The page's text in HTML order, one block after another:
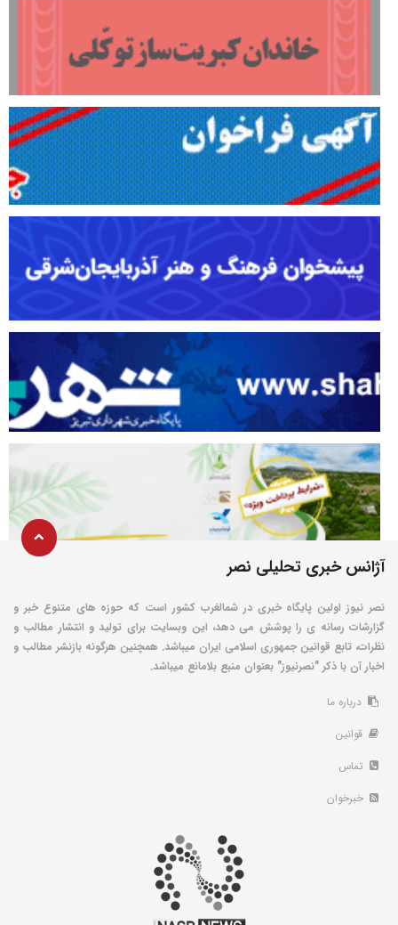
آژانس خبری تحلیلی نصر
نصر نیوز اولین پایگاه خبری در شمالغرب کشور است که حوزه های متنوع خبر و
گزارشات رسانه ی را پوشش می دهد، این وبسایت برای تولید و انتشار مطالب و
نظرات، تابع قوانین جمهوری اسلامی ایران میباشد. همچنین هرگونه بازنشر مطالب و
اخبار آن با ذکر "نصرنیوز" بعنوان منبع بلامانع میباشد.
درباره ما
قوانین
تماس
خبرخوان